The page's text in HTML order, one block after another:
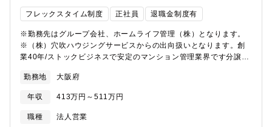
フレックスタイム制度 正社員 退職金制度有
※勤務先はグループ会社、ホームライフ管理（株）となります。
※（株）穴吹ハウジングサービスからの出向扱いとなります。創
業40年/ストックビジネスで安定のマンション管理業界です分譲マ
行っていただきます。営業職ですが、数字よりもお客様との関係
性重視の社風。未経験から活躍している社員多数！【具体的な業
務】・理事会・総会の準備・議事録の作成・設備の日常保守点
検、改修・修繕工事などの企画立案補助・管理員や協力業者との
勤務地 大阪府
年収 413万円～511万円
職種
法人営業